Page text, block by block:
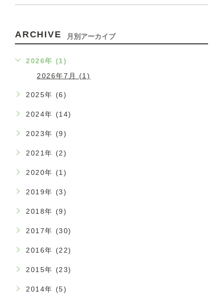
ARCHIVE 月別アーカイブ
2026年 (1)
2026年7月 (1)
2025年 (6)
2024年 (14)
2023年 (9)
2021年 (2)
2020年 (1)
2019年 (3)
2018年 (9)
2017年 (30)
2016年 (22)
2015年 (23)
2014年 (5)